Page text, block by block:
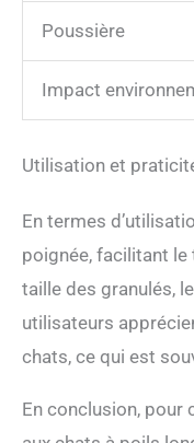
Poussière
Impact
Utilisation et
En termes
poignée, facilitant le
taille des granulés,
utilisateurs
chats, ce qui est
En conclusion, pour